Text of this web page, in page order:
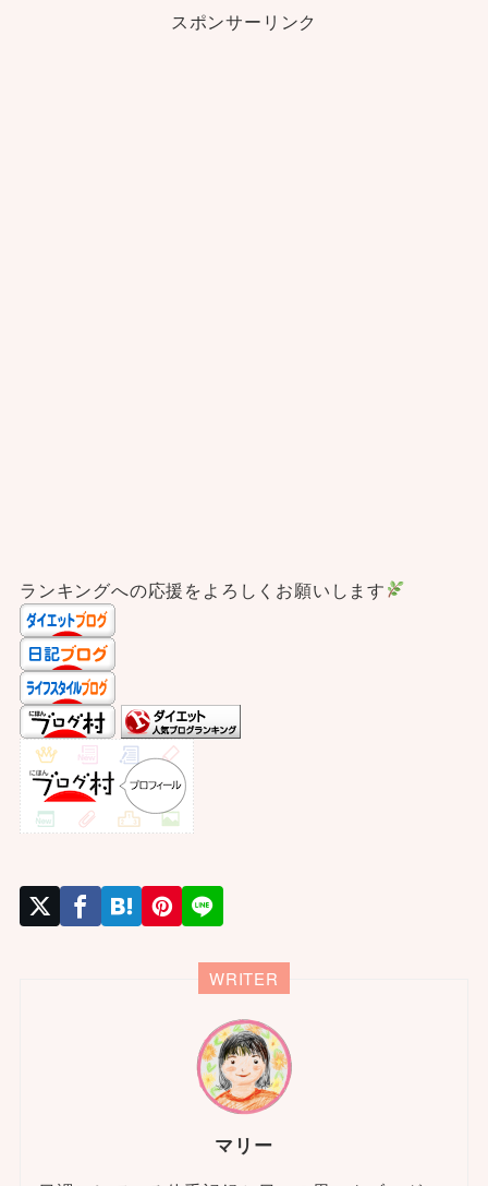
スポンサーリンク
ランキングへの応援をよろしくお願いします
WRITER
マリー